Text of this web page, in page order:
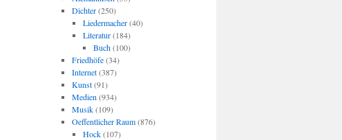
Dichter(250)
Liedermacher(40)
Literatur(184)
Buch(100)
Friedhöfe(34)
Internet(387)
Kunst(91)
Medien (934)
Musik(109)
Oeffentlicher Raum(876)
Hock(107)